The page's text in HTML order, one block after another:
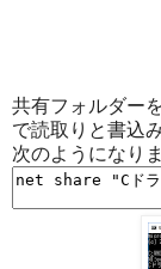
共有フォルダー
で読取りと書込
次のようになりま